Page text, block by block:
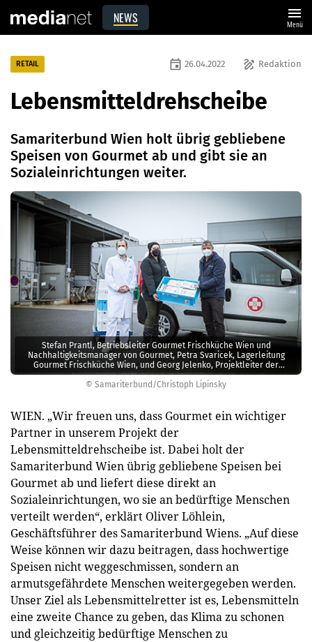
NEWS menu
Menü
© Samariterbund/Christoph Lipinsky
Stefan Prantl, Betriebsleiter Gourmet Frischküche Wien und
Nachhaltigkeitsmanager von Gourmet, Petra Svaricek, Lagerleitung
Gourmet Frischküche Wien, und Georg Jelenko, Projektleiter der
Samariterbund-Sozialmärkte.
RETAIL draw Redaktion
event 26.04.2022
Lebensmitteldrehscheibe
Samariterbund Wien holt übrig gebliebene
Speisen von Gourmet ab und gibt sie an
Sozialeinrichtungen weiter.
WIEN. „Wir freuen uns, dass Gourmet ein wichtiger
Partner in unserem Projekt der
Lebensmitteldrehscheibe ist. Dabei holt der
Samariterbund Wien übrig gebliebene Speisen bei
Gourmet ab und liefert diese direkt an
Sozialeinrichtungen, wo sie an bedürftige Menschen
verteilt werden“, erklärt Oliver Löhlein,
Geschäftsführer des Samariterbund Wiens. „Auf diese
Weise können wir dazu beitragen, dass hochwertige
Speisen nicht weggeschmissen, sondern an
armutsgefährdete Menschen weitergegeben werden.
Unser Ziel als Lebensmittelretter ist es, Lebensmitteln
eine zweite Chance zu geben, das Klima zu schonen
und gleichzeitig bedürftige Menschen zu